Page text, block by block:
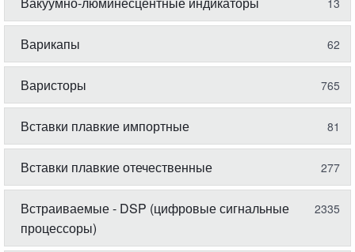
13
Варикапы 62
Варисторы 765
Вставки плавкие импортные 81
Вставки плавкие отечественные 277
Встраиваемые - DSP (цифровые сигнальные
процессоры)
2335